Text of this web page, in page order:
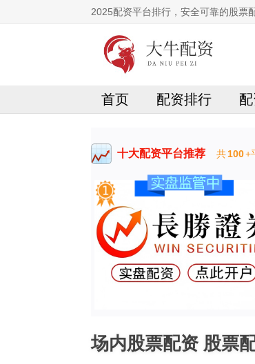
2025配资平台排行，安全可靠的股票
首页 配资排行
十大配资平台推荐 共100+
场内股票配资 股票